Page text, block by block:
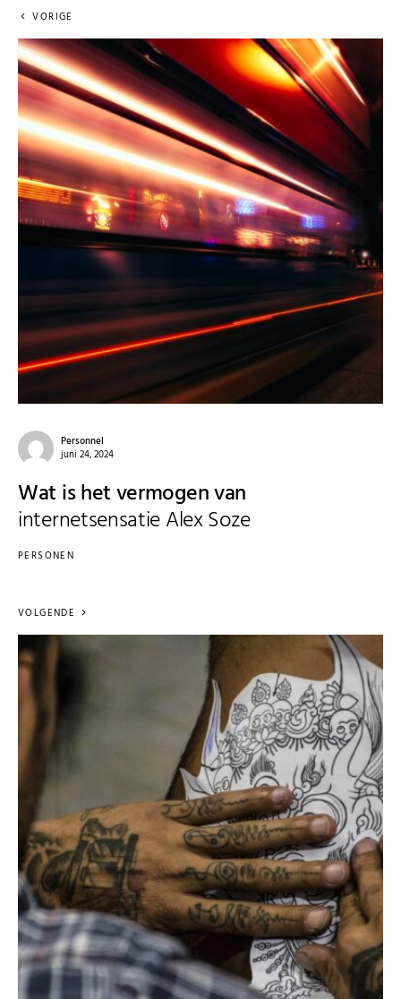
VORIGE
Personnel
juni 24, 2024
Wat is het vermogen van
internetsensatie Alex Soze
PERSONEN
VOLGENDE